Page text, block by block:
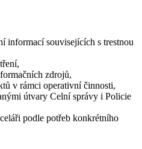
souvisejících s trestnou
zdrojů,
v rámci operativní činnosti,
útvary Celní správy i Policie
podle potřeb konkrétního